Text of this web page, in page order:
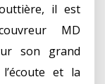
il est
MD
son grand
et la